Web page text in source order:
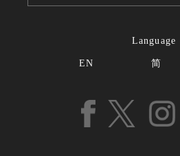
Language
EN 简